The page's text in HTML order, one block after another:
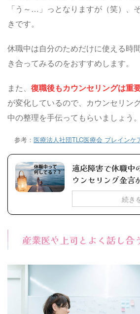
「う～…」っとなりますが（笑）、
きです。
休職中は自分のためだけに使える時
き合ってみるのをおすすめします。
また、 復職後もカウンセリングは重
が変化しているので、カウンセリン
中の整理を手伝ってもらいましょう。
参考： 医療法人社団TLC医療会 ブレインケ
適応障害で休職
ウンセリング金言
続き
産業医や上司とよく話し合